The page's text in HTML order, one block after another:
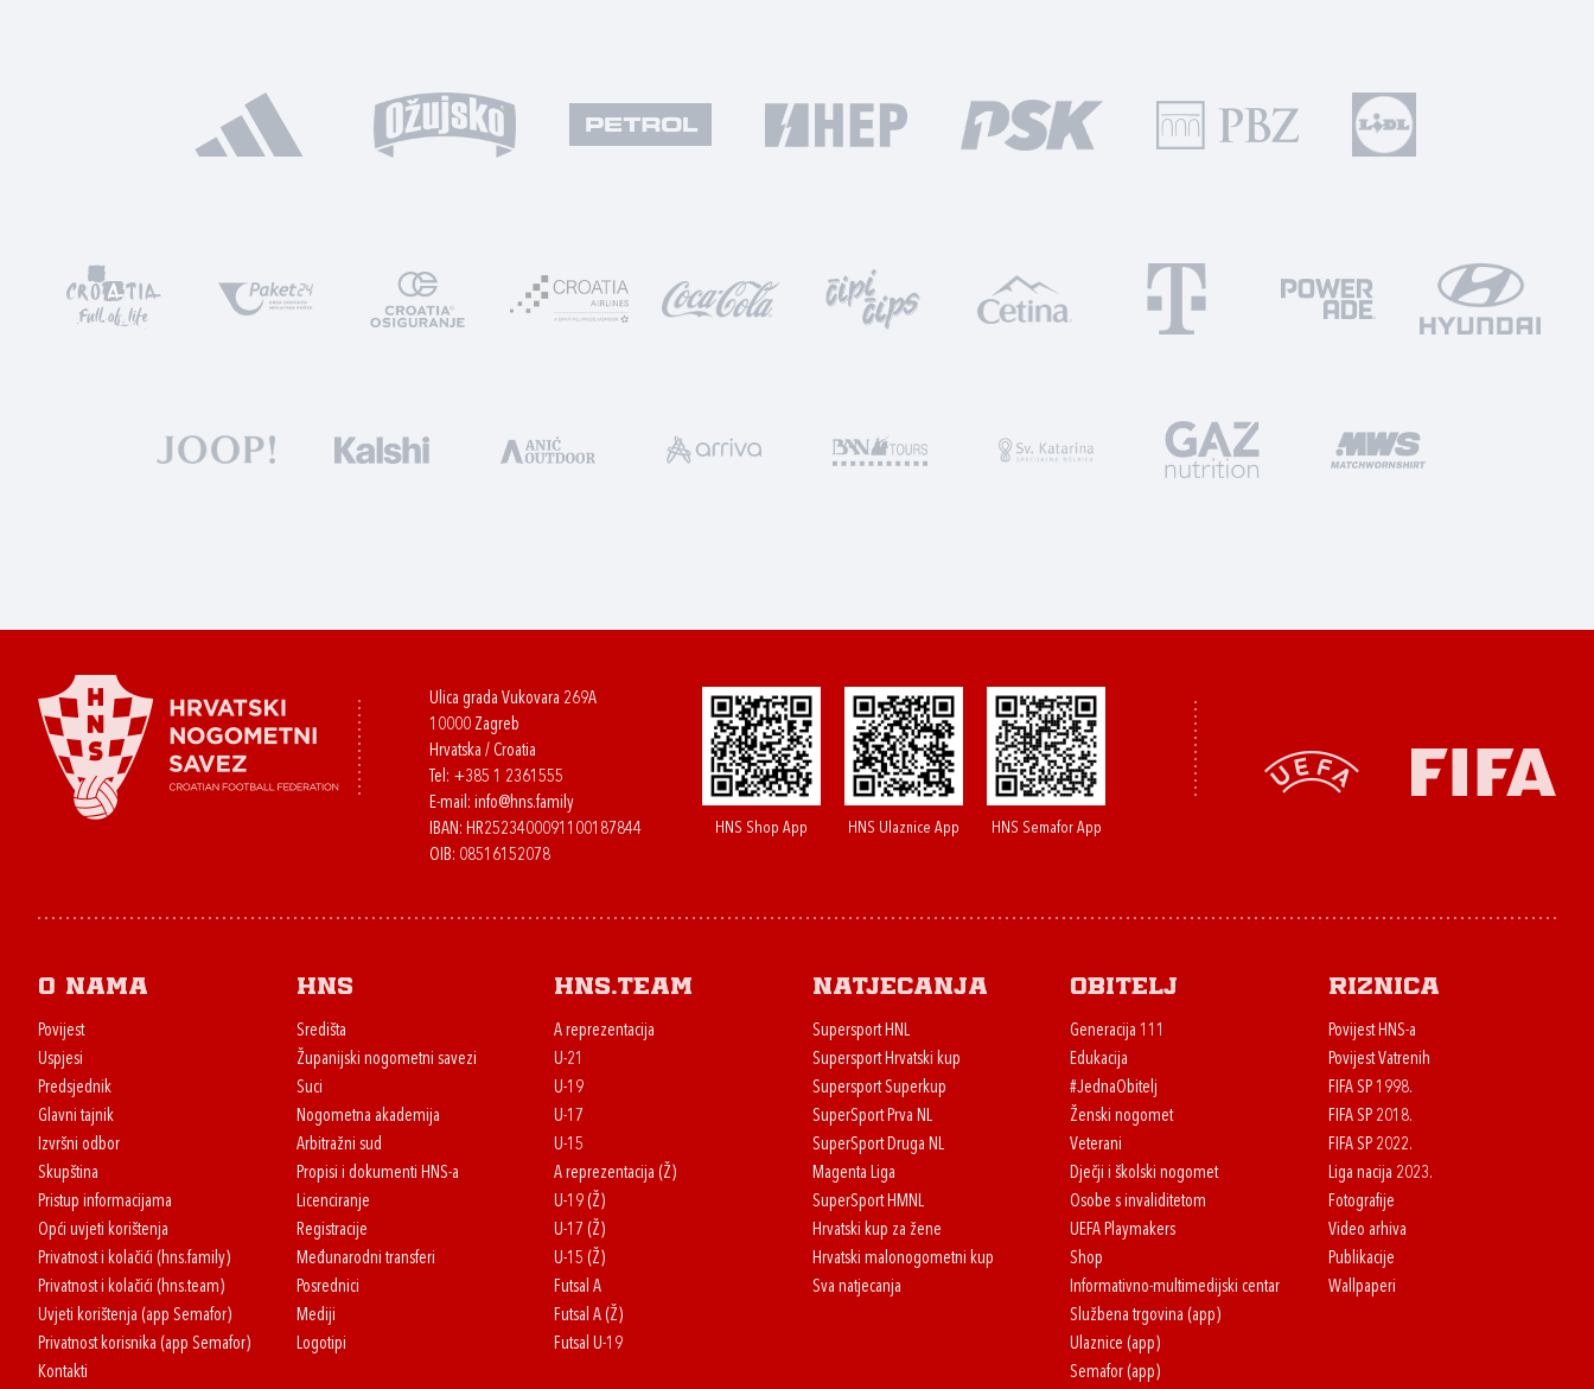
Ulica grada Vukovara 269A
10000 Zagreb
Hrvatska / Croatia
Tel: +385 1 2361555
E-mail: info@hns.family
IBAN: HR2523400091100187844
OIB: 08516152078
HNS Shop App HNS Ulaznice App HNS Semafor App
O nama
Povijest
Uspjesi
Predsjednik
Glavni tajnik
Izvršni odbor
Skupština
Pristup informacijama
Opći uvjeti korištenja
Privatnost i kolačići (hns.family)
Privatnost i kolačići (hns.team)
Uvjeti korištenja (app Semafor)
Privatnost korisnika (app Semafor)
Kontakti
HNS
Središta
Županijski nogometni savezi
Suci
Nogometna akademija
Arbitražni sud
Propisi i dokumenti HNS-a
Licenciranje
Registracije
Međunarodni transferi
Posrednici
Mediji
Logotipi
HNS.team
A reprezentacija
U-21
U-19
U-17
U-15
A reprezentacija (Ž)
U-19 (Ž)
U-17 (Ž)
U-15 (Ž)
Futsal A
Futsal A (Ž)
Futsal U-19
Natjecanja
Supersport HNL
Supersport Hrvatski kup
Supersport Superkup
SuperSport Prva NL
SuperSport Druga NL
Magenta Liga
SuperSport HMNL
Hrvatski kup za žene
Hrvatski malonogometni kup
Sva natjecanja
Obitelj
Generacija 111
Edukacija
#JednaObitelj
Ženski nogomet
Veterani
Dječji i školski nogomet
Osobe s invaliditetom
UEFA Playmakers
Shop
Informativno-multimedijski centar
Službena trgovina (app)
Ulaznice (app)
Semafor (app)
Riznica
Povijest HNS-a
Povijest Vatrenih
FIFA SP 1998.
FIFA SP 2018.
FIFA SP 2022.
Liga nacija 2023.
Fotografije
Video arhiva
Publikacije
Wallpaperi